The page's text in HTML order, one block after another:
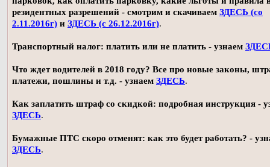
резидентных разрешений - смотрим и скачиваем ЗДЕСЬ (со
2.11.2016г) и ЗДЕСЬ (с 26.12.2016г).
Транспортный налог: платить или не платить - узнаем
Что ждет водителей в 2018 году? Все про новые законы,
платежи, пошлины и т.д. - узнаем ЗДЕСЬ.
Как заплатить штраф со скидкой: подробная инструкция -
ЗДЕСЬ.
Бумажные ПТС скоро отменят: как это будет работать? -
ЗДЕСЬ.